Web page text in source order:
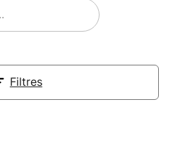
Filtres